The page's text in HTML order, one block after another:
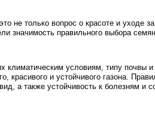
не только вопрос о красоте и уходе
значимость правильного выбора
климатическим условиям, типу почвы
красивого и устойчивого газона.
а также устойчивость к болезням и